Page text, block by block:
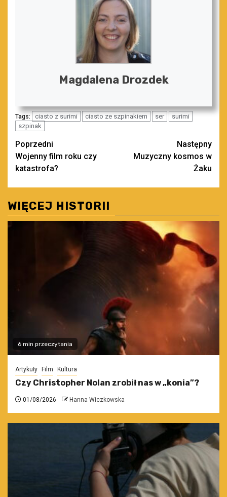
Magdalena Drozdek
Tags: ciasto z surimi ciasto ze szpinakiem ser
surimi
szpinak
Zobacz
wpisy
Poprzedni
Wojenny film roku czy
katastrofa?
Następny
Muzyczny kosmos w
Żaku
WIĘCEJ HISTORII
6 min przeczytania
Artykuły Film Kultura
Czy Christopher Nolan zrobił nas w „konia”?
01/08/2026 Hanna Wiczkowska